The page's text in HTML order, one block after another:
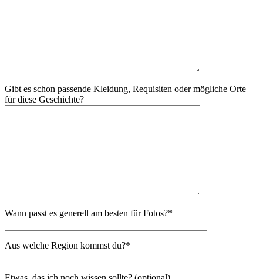
Gibt es schon passende Kleidung, Requisiten oder mögliche Orte
für diese Geschichte?
Wann passt es generell am besten für Fotos?*
Aus welche Region kommst du?*